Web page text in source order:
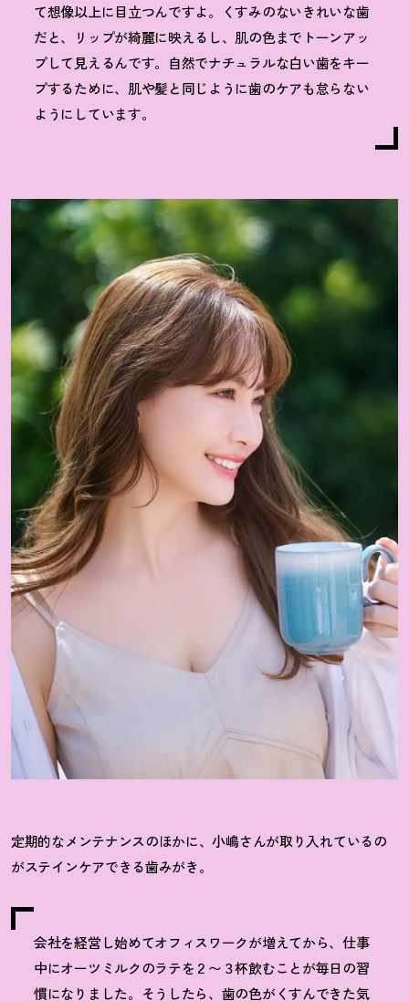
て想像以上に目立つんですよ。くすみのないきれいな歯
だと、リップが綺麗に映えるし、肌の色までトーンアッ
プして見えるんです。自然でナチュラルな白い歯をキー
プするために、肌や髪と同じように歯のケアも怠らない
ようにしています。
定期的なメンテナンスのほかに、小嶋さんが取り入れているの
がステインケアできる歯みがき。
会社を経営し始めてオフィスワークが増えてから、仕事
中にオーツミルクのラテを２〜３杯飲むことが毎日の習
慣になりました。そうしたら、歯の色がくすんできた気